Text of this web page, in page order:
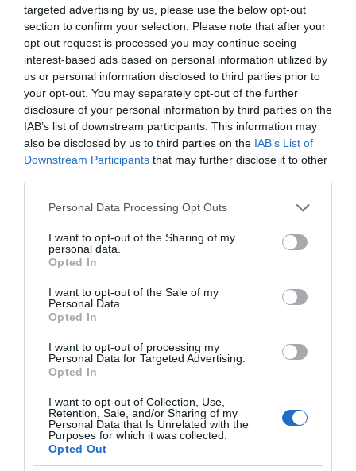
targeted advertising by us, please use the below opt-out
section to confirm your selection. Please note that after your
opt-out request is processed you may continue seeing
interest-based ads based on personal information utilized by
us or personal information disclosed to third parties prior to
your opt-out. You may separately opt-out of the further
disclosure of your personal information by third parties on the
IAB’s list of downstream participants. This information may
also be disclosed by us to third parties on the IAB’s List of
Downstream Participants that may further disclose it to other
Please note that this website/app uses one or more Google
not limited to your visit or usage behaviour. You may click to
grant or deny consent to Google and its third-party tags to
use your data for below specified purposes in below Google
consent section.
Personal Data Processing Opt Outs
I want to opt-out of the Sharing of my
personal data.
Opted In
I want to opt-out of the Sale of my
Personal Data.
Opted In
I want to opt-out of processing my
Personal Data for Targeted Advertising.
Opted In
I want to opt-out of Collection, Use,
Retention, Sale, and/or Sharing of my
Personal Data that Is Unrelated with the
Purposes for which it was collected.
Opted Out
ΠΑΥΛΟΣ ΜΑΡΙΝΑΚΗΣ: «ΔΕΝ ΗΘΕΛΑ ΝΑ ΑΦΗΣΩ ΣΤΟΝ
ΕΠΟΜΕΝΟ ΜΙΑ ΚΑΥΤΗ ΠΑΤΑΤΑ»
Ο κυβερνητικός εκπρόσωπος,
Παύλος Μαρινάκης, ανοίγει τα
χαρτιά του στις «Τυπολογίες»
σε ένα vidcast που μιλάει για
τις μεγάλες τομές στον χώρο
των Μέσων Μαζικής
συνέντευξη στον Βασίλη Κουφόπουλο, αναλύει
το χρονοδιάγραμμα για τις περιφερειακές και
ραδιοφωνικές άδειες, το πακέτο στήριξης των 80
εκατομμυρίων ευρώ για τον Τύπο, αλλά και την
πρωτοβουλία για την άρση της ανωνυμίας στο